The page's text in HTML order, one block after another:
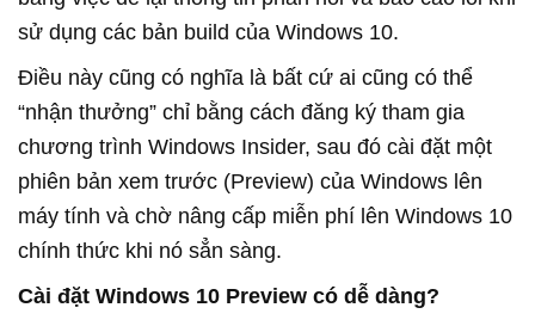
sử dụng các bản build của Windows 10.
Điều này cũng có nghĩa là bất cứ ai cũng có thể
“nhận thưởng” chỉ bằng cách đăng ký tham gia
chương trình Windows Insider, sau đó cài đặt một
phiên bản xem trước (Preview) của Windows lên
máy tính và chờ nâng cấp miễn phí lên Windows 10
chính thức khi nó sẳn sàng.
Cài đặt Windows 10 Preview có dễ dàng?